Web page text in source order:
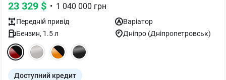
23 329 $ • 1 040 000 грн
Передній привід
Варіатор
Бензин, 1.5л Дніпро (Дніпропетровськ)
Доступний кредит